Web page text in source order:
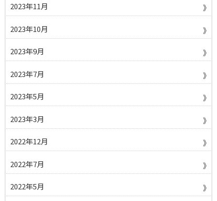
2023年11月
2023年10月
2023年9月
2023年7月
2023年5月
2023年3月
2022年12月
2022年7月
2022年5月